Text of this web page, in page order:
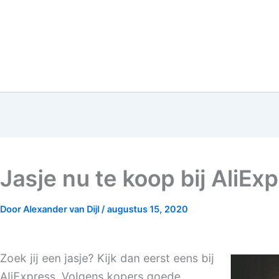
Jasje nu te koop bij
DoorAlexander van Dijl /augustus 15, 2020
Zoek jij een jasje? Kijk dan eerst eens bij
AliExpress. Volgens kopers goede